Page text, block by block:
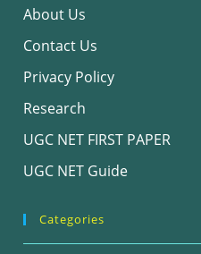
About Us
Contact Us
Privacy Policy
Research
UGC NET FIRST PAPER
UGC NET Guide
Categories